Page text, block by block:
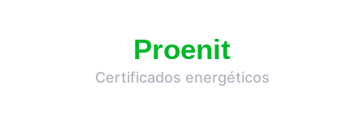
Proenit
Certificados energéticos